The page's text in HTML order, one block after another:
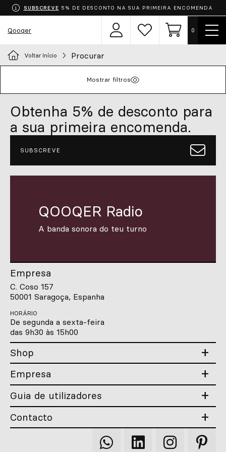
SUBSCREVE 5% DE DESCONTO NA SUA PRIMEIRA ENCOMENDA
Qooqer
Escolha o seu uniforme
Roupa
Personalizado
Procurar
Área
Lista
Carrinho
0
PT
menu
Voltar Início Procurar
Mostrar filtros
Obtenha 5% de desconto para
a sua primeira encomenda.
SUBSCREVE
QOOQER Radio
A banda sonora do teu turno
Empresa
C. Coso 157
50001 Saragoça, Espanha
HORÁRIO
De segunda a sexta-feira
das 9h30 às 15h00
Shop
Empresa
Guia de utilizadores
Contacto
Qooqer Qooqer Qooqer Qooqer